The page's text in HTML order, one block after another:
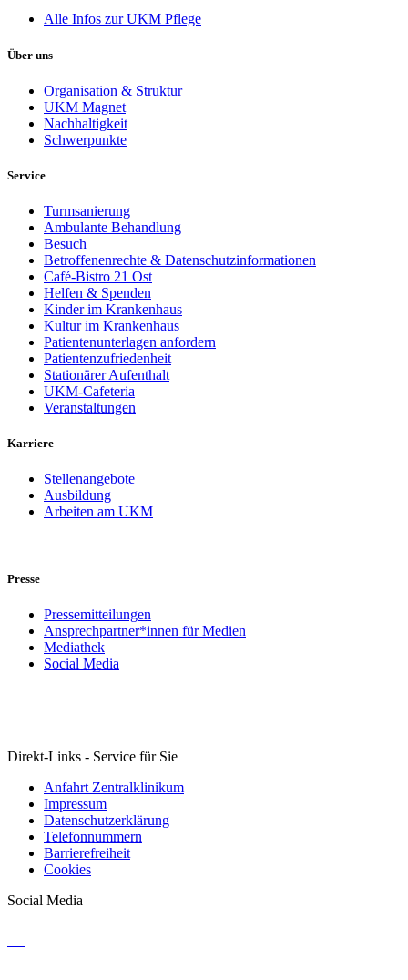
Alle Infos zur UKM Pflege
Über uns
Organisation & Struktur
UKM Magnet
Nachhaltigkeit
Schwerpunkte
Service
Turmsanierung
Ambulante Behandlung
Besuch
Betroffenenrechte & Datenschutzinformationen
Café-Bistro 21 Ost
Helfen & Spenden
Kinder im Krankenhaus
Kultur im Krankenhaus
Patientenunterlagen anfordern
Patientenzufriedenheit
Stationärer Aufenthalt
UKM-Cafeteria
Veranstaltungen
Karriere
Stellenangebote
Ausbildung
Arbeiten am UKM
Presse
Pressemitteilungen
Ansprechpartner*innen für Medien
Mediathek
Social Media
Direkt-Links - Service für Sie
Anfahrt Zentralklinikum
Impressum
Datenschutzerklärung
Telefonnummern
Barrierefreiheit
Cookies
Social Media